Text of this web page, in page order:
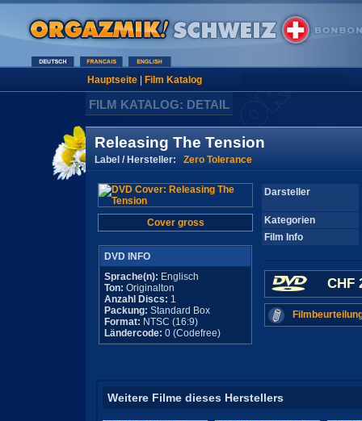
Hauptseite| Film Katalog
FILM KATALOG: DETAIL
Releasing The Tension
Label / Hersteller: Zero Tolerance
Cover gross
DVD INFO
Sprache(n): Englisch
Ton: Originalton
Anzahl Discs: 1
Packung: Standard Box
Format: NTSC (16:9)
Ländercode: 0 (Codefree)
Darsteller
Kategorien
Film Info
CHF
Weitere Filme dieses Herstellers